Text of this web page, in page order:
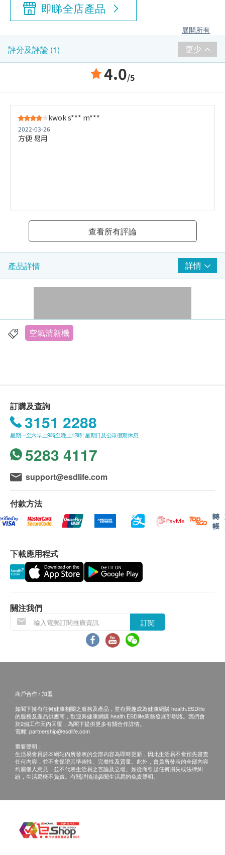
即睇全店產品
展開所有
評分及評論 (1) 更少
4.0/5
kwok s*** m***
2022-03-26
方便 易用
查看所有評論
產品詳情 詳情
空氣清新機
訂購及查詢
3151 2288
星期一至六早上9時至晚上12時; 星期日及公眾假期休息
5283 4117
support@esdlife.com
付款方法
轉
帳
下載應用程式
關注我們
訂閱
商戶合作 / 加盟
如閣下擁有任何健康相關之服務及產品，並有興趣成為健康網購 health.ESDlife
的服務及產品供應商，歡迎與健康網購 health.ESDlife業務發展部聯絡。我們會
於2個工作天內回覆，為閣下提供更多有關合作詳情。
電郵: partnership@esdlife.com
重要聲明：
生活易會員於本網站內所發表的全部內容為即時更新，因此生活易不會預先審查
任何內容，並不會保證其準確性、完整性及質量。此外，會員所發表的全部內容
均屬個人意見，並不代表生活易之言論及立場。如從而引起任何損失或法律糾
紛，生活易概不負責。有關詳情請參閱生活易的免責聲明。